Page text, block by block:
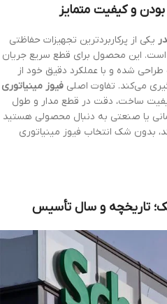
و کیفیت متمایز
یکی از پرکاربردترین تجهیزات حفاظتی
این محصول برای قطع سریع جریان
طراحی شده و با عملکرد دقیق خود از
می‌کند. تفاوت اصلی فیوز مینیاتوری
ساخت، دقت در قطع مدار و طول
یا صنعتی به دنبال محصولی هستید
بدون شک انتخاب فیوز مینیاتوری
تاریخچه و سال تأسیس